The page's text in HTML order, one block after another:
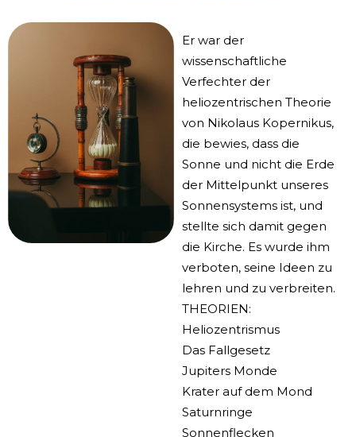
Er war der
wissenschaftliche
Verfechter der
heliozentrischen Theorie
von Nikolaus Kopernikus,
die bewies, dass die
Sonne und nicht die Erde
der Mittelpunkt unseres
Sonnensystems ist, und
stellte sich damit gegen
die Kirche. Es wurde ihm
verboten, seine Ideen zu
lehren und zu verbreiten.
THEORIEN:
Heliozentrismus
Das Fallgesetz
Jupiters Monde
Krater auf dem Mond
Saturnringe
Sonnenflecken